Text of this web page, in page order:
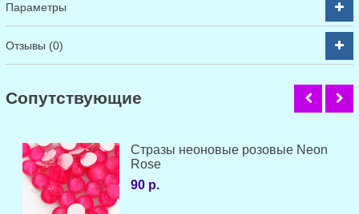
Параметры
Отзывы (0)
Cопутствующие
Стразы неоновые розовые Neon
Rose
90 р.